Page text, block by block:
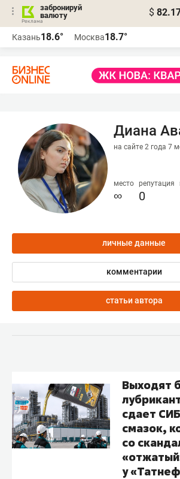
забронируй
валюту
$
Казань18.6° Москва18.7°
Диана
на сайте 2 года 7
место
∞
репутация
0
личные данные
комментарии
статьи автора
Выходят
сдает
смазок,
со
у